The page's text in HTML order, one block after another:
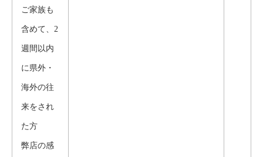
ご家族も
含めて、2
週間以内
に県外・
海外の往
来をされ
た方
弊店の感